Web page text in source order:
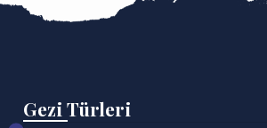
Gezi Türleri